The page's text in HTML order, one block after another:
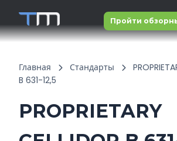
Пройти
Главная Стандарты
B 631-12,5
PROPRIETARY